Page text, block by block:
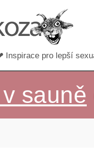
Inspirace pro lepší
sauně